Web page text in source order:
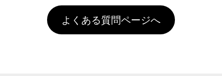
頂いても、ログインがされていなければ、ラン
クにカウントがされません。
害な性質で、水洗いで落とすことが可能です。
お手数ですが、お客様ご自身にて着用前に落と
していただけますようお願いいたします。※1
通常注文・直送機能でのご注文に関わらず、前
引」などによるお値引きで4,000円未満になる
場合は送料がかかりますので、ご注意くださ
い。
よくある質問ページへ